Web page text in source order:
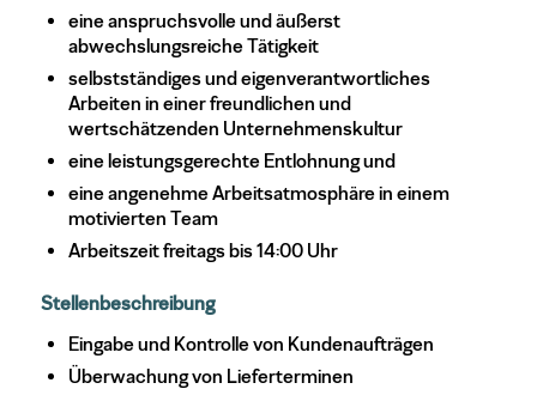
eine anspruchsvolle und äußerst
abwechslungsreiche Tätigkeit
selbstständiges und eigenverantwortliches
Arbeiten in einer freundlichen und
wertschätzenden Unternehmenskultur
eine leistungsgerechte Entlohnung und
eine angenehme Arbeitsatmosphäre in einem
motivierten Team
Arbeitszeit freitags bis 14:00 Uhr
Stellenbeschreibung
Eingabe und Kontrolle von Kundenaufträgen
Überwachung von Lieferterminen